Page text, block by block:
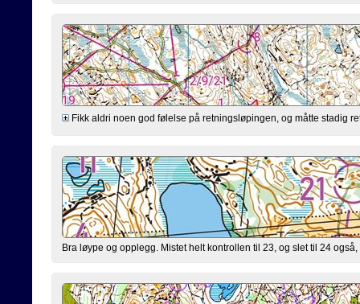
Fikk aldri noen god følelse på retningsløpingen, og måtte stadig
Bra løype og opplegg. Mistet helt kontrollen til 23, og slet til 24